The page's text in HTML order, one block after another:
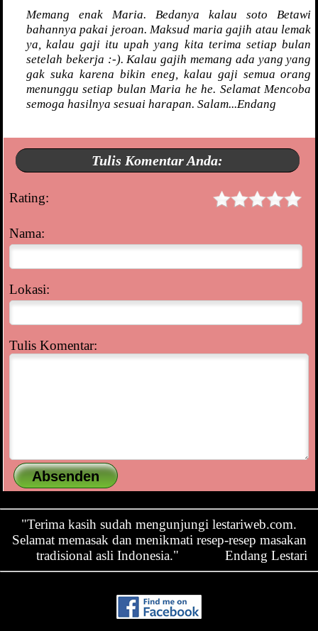
Memang enak Maria. Bedanya kalau soto Betawi
bahannya pakai jeroan. Maksud maria gajih atau lemak
ya, kalau gaji itu upah yang kita terima setiap bulan
setelah bekerja :-). Kalau gajih memang ada yang yang
gak suka karena bikin eneg, kalau gaji semua orang
menunggu setiap bulan Maria he he. Selamat Mencoba
semoga hasilnya sesuai harapan. Salam...Endang
Tulis Komentar Anda:
Rating:
Nama:
Lokasi:
Tulis Komentar:
"Terima kasih sudah mengunjungi lestariweb.com.
Selamat memasak dan menikmati resep-resep masakan
tradisional asli Indonesia."
Endang Lestari